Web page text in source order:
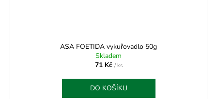
ASA FOETIDA vykuřovadlo 50g
Skladem
71 Kč / ks
DO KOŠÍKU